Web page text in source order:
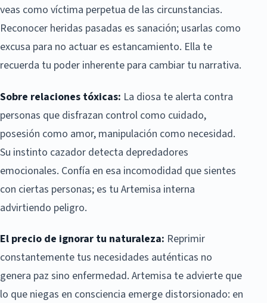
veas como víctima perpetua de las circunstancias.
Reconocer heridas pasadas es sanación; usarlas como
excusa para no actuar es estancamiento. Ella te
recuerda tu poder inherente para cambiar tu narrativa.
Sobre relaciones tóxicas: La diosa te alerta contra
personas que disfrazan control como cuidado,
posesión como amor, manipulación como necesidad.
Su instinto cazador detecta depredadores
emocionales. Confía en esa incomodidad que sientes
con ciertas personas; es tu Artemisa interna
advirtiendo peligro.
El precio de ignorar tu naturaleza: Reprimir
constantemente tus necesidades auténticas no
genera paz sino enfermedad. Artemisa te advierte que
lo que niegas en consciencia emerge distorsionado: en